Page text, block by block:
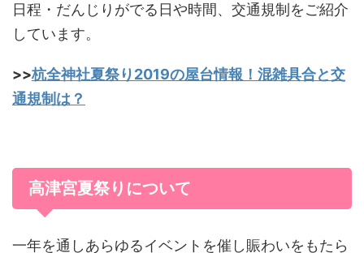
日程・だんじりがでる日や時間、交通規制をご紹介
しています。
>>杭全神社夏祭り2019の屋台情報！混雑具合と交
通規制は？
高津宮夏祭りについて
一年を通しあらゆるイベントを催し賑わいをもたら